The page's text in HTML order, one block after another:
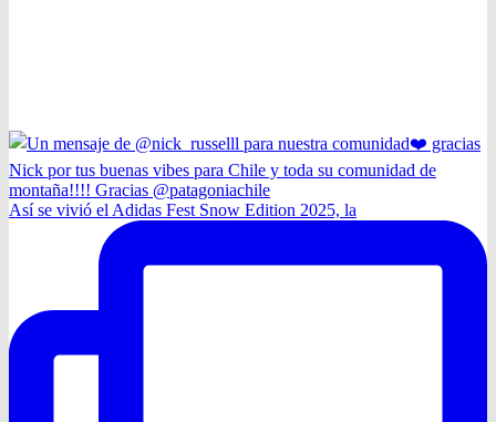
Así se vivió el Adidas Fest Snow Edition 2025, la